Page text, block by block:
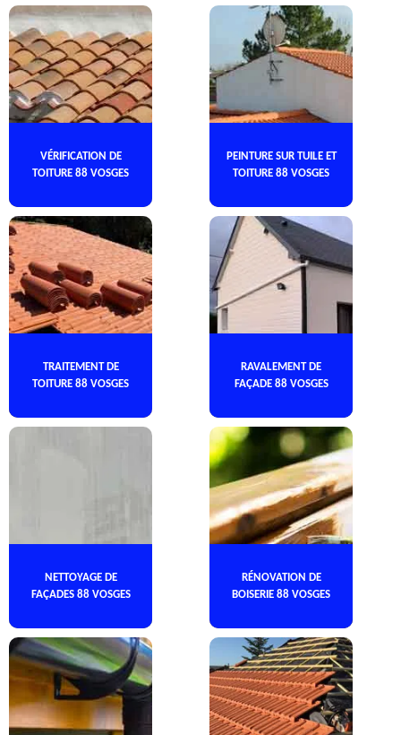
VÉRIFICATION DE
TOITURE 88 VOSGES
PEINTURE SUR TUILE ET
TOITURE 88 VOSGES
TRAITEMENT DE
TOITURE 88 VOSGES
RAVALEMENT DE
FAÇADE 88 VOSGES
NETTOYAGE DE
FAÇADES 88 VOSGES
RÉNOVATION DE
BOISERIE 88 VOSGES